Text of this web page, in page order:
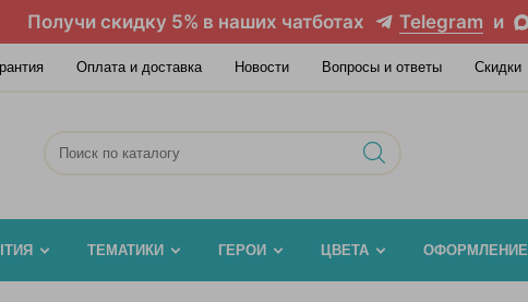
Получи скидку 5% в наших чатботах Telegram и
Оплата и доставка Новости Вопросы и ответы Скидки
ТЕМАТИКИ ГЕРОИ ЦВЕТА ОФОРМЛЕНИЕ